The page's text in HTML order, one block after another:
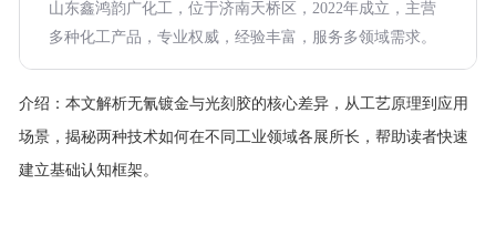
山东鑫鸿韵广化工，位于济南天桥区，2022年成立，主营
多种化工产品，专业权威，经验丰富，服务多领域需求。
介绍： 本文解析无氰镀金与光刻胶的核心差异，从工艺原理到应用
场景，揭秘两种技术如何在不同工业领域各展所长，帮助读者快速
建立基础认知框架。